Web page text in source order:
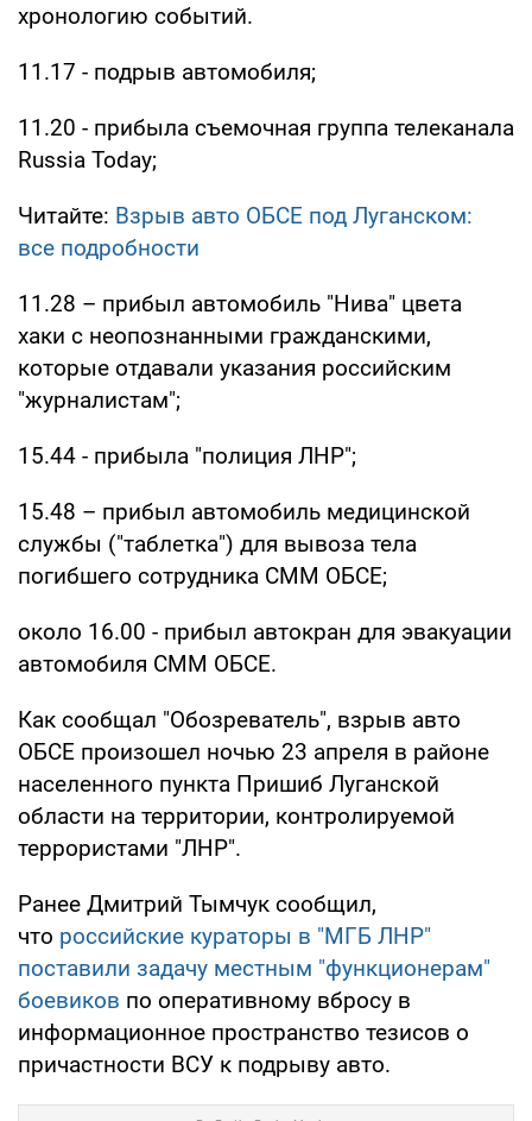
хронологию событий.
11.17 - подрыв автомобиля;
11.20 - прибыла съемочная группа телеканала
Russia Today;
Читайте: Взрыв авто ОБСЕ под Луганском:
все подробности
11.28 – прибыл автомобиль "Нива" цвета
хаки с неопознанными гражданскими,
которые отдавали указания российским
"журналистам";
15.44 - прибыла "полиция ЛНР";
15.48 – прибыл автомобиль медицинской
службы ("таблетка") для вывоза тела
погибшего сотрудника СММ ОБСЕ;
около 16.00 - прибыл автокран для эвакуации
автомобиля СММ ОБСЕ.
Как сообщал "Обозреватель", взрыв авто
ОБСЕ произошел ночью 23 апреля в районе
населенного пункта Пришиб Луганской
области на территории, контролируемой
террористами "ЛНР".
Ранее Дмитрий Тымчук сообщил,
что российские кураторы в "МГБ ЛНР"
поставили задачу местным "функционерам"
боевиков по оперативному вбросу в
информационное пространство тезисов о
причастности ВСУ к подрыву авто.